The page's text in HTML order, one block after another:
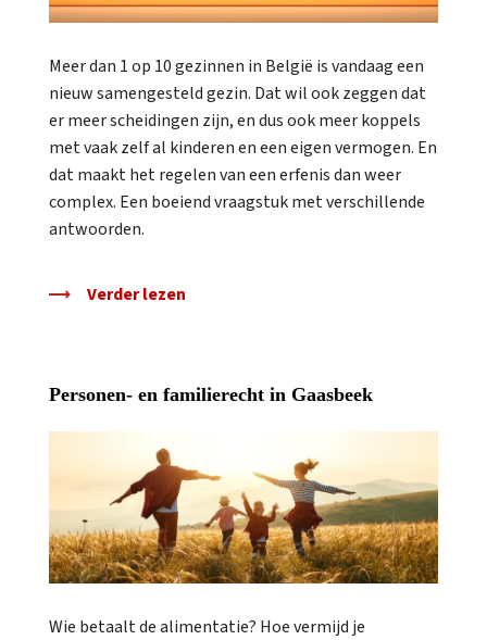
Meer dan 1 op 10 gezinnen in België is vandaag een
nieuw samengesteld gezin. Dat wil ook zeggen dat
er meer scheidingen zijn, en dus ook meer koppels
met vaak zelf al kinderen en een eigen vermogen. En
dat maakt het regelen van een erfenis dan weer
complex. Een boeiend vraagstuk met verschillende
antwoorden.
Verder lezen
Personen- en familierecht in Gaasbeek
Wie betaalt de alimentatie? Hoe vermijd je